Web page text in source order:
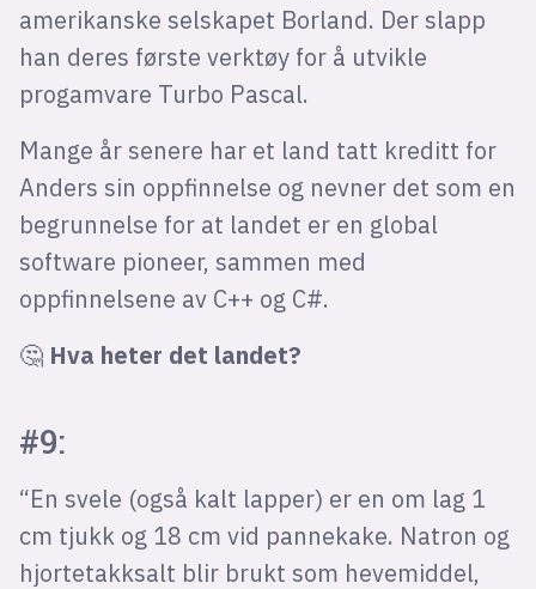
amerikanske selskapet Borland. Der slapp
han deres første verktøy for å utvikle
progamvare Turbo Pascal.
Mange år senere har et land tatt kreditt for
Anders sin oppfinnelse og nevner det som en
begrunnelse for at landet er en global
software pioneer, sammen med
oppfinnelsene av C++ og C#.
🤔 Hva heter det landet?
#9:
“En svele (også kalt lapper) er en om lag 1
cm tjukk og 18 cm vid pannekake. Natron og
hjortetakksalt blir brukt som hevemiddel,